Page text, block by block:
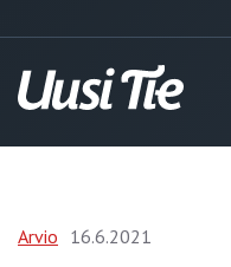
Arvio 16.6.2021